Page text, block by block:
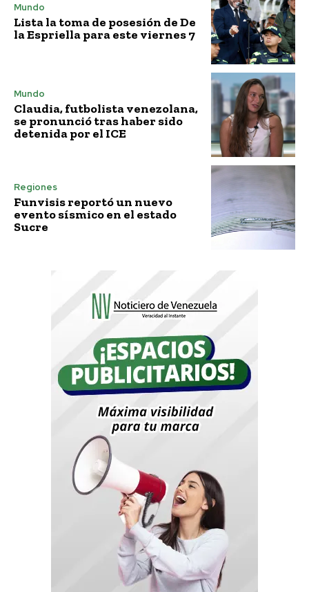
Mundo
Lista la toma de posesión de De
la Espriella para este viernes 7
Mundo
Claudia, futbolista venezolana,
se pronunció tras haber sido
detenida por el ICE
Regiones
Funvisis reportó un nuevo
evento sísmico en el estado
Sucre